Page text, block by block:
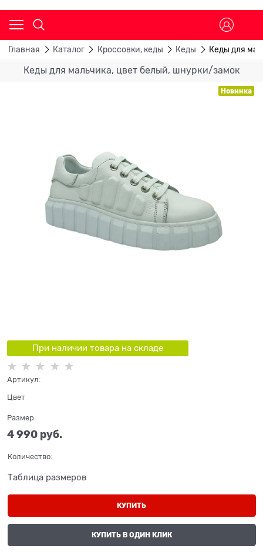
Главная Каталог Кроссовки, кеды Кеды Кеды для
Кеды для мальчика, цвет белый, шнурки/замок
Новинка
При наличии товара на складе
Артикул:
Цвет
Размер
4 990 руб.
Количество:
Таблица размеров
КУПИТЬ
КУПИТЬ В ОДИН КЛИК